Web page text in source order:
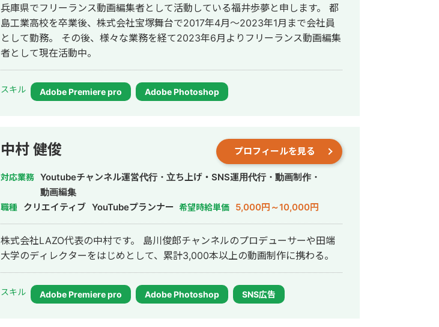
兵庫県でフリーランス動画編集者として活動している福井歩夢と申します。 都
島工業高校を卒業後、株式会社宝塚舞台で2017年4月〜2023年1月まで会社員
として勤務。 その後、様々な業務を経て2023年6月よりフリーランス動画編集
者として現在活動中。
スキル Adobe Premiere pro Adobe Photoshop
中村 健俊 プロフィールを見る
対応業務 Youtubeチャンネル運営代行・立ち上げ・SNS運用代行・動画制作・
動画編集
職種 クリエイティブ YouTubeプランナー 希望時給単価 5,000円～10,000円
株式会社LAZO代表の中村です。 島川俊郎チャンネルのプロデューサーや田端
大学のディレクターをはじめとして、累計3,000本以上の動画制作に携わる。
スキル Adobe Premiere pro Adobe Photoshop SNS広告